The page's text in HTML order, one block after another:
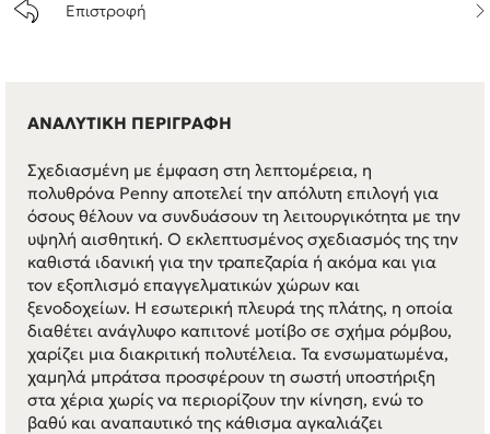
Επιστροφή
ΑΝΑΛΥΤΙΚΗ ΠΕΡΙΓΡΑΦΗ
Σχεδιασμένη με έμφαση στη λεπτομέρεια, η
πολυθρόνα Penny αποτελεί την απόλυτη επιλογή για
όσους θέλουν να συνδυάσουν τη λειτουργικότητα με την
υψηλή αισθητική. O εκλεπτυσμένος σχεδιασμός της την
καθιστά ιδανική για την τραπεζαρία ή ακόμα και για
τον εξοπλισμό επαγγελματικών χώρων και
ξενοδοχείων. Η εσωτερική πλευρά της πλάτης, η οποία
διαθέτει ανάγλυφο καπιτονέ μοτίβο σε σχήμα ρόμβου,
χαρίζει μια διακριτική πολυτέλεια. Τα ενσωματωμένα,
χαμηλά μπράτσα προσφέρουν τη σωστή υποστήριξη
στα χέρια χωρίς να περιορίζουν την κίνηση, ενώ το
βαθύ και αναπαυτικό της κάθισμα αγκαλιάζει